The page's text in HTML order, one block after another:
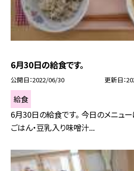
6月30日の給食です。
公開日 2022/06/30 更新日
給食
6月30日の給食です。 今日のメニュー
ごはん・豆乳入り味噌汁...